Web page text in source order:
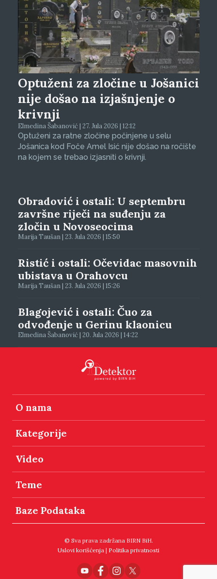
Optuženi za zločine u Jošanici
nije došao na izjašnjenje o
krivnji
Elmedina Šabanović | 27. Jula 2026 | 12:12
Optuženi za ratne zločine počinjene u selu
Jošanica kod Foče Amel Isić nije došao na ročište
na kojem se trebao izjasniti o krivnji.
Obradović i ostali: U septembru
završne riječi na suđenju za
zločin u Novoseocima
Marija Taušan | 23. Jula 2026 | 15:50
Ristić i ostali: Očevidac masovnih
ubistava u Orahovcu
Marija Taušan | 23. Jula 2026 | 15:26
Blagojević i ostali: Čuo za
odvođenje u Gerinu klaonicu
Elmedina Šabanović | 20. Jula 2026 | 14:22
O nama
Kategorije
Video
Teme
Baze Podataka
© Sva prava zadržana BIRN BiH.
Uslovi korišćenja | Politika privatnosti